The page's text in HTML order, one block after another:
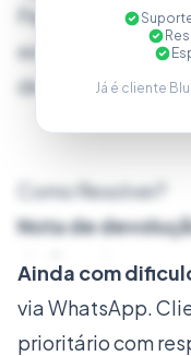
Para NF-es com
exterior
é
de operação
Como Resolver?
Nota de
similares)
Pirmeiramente é
conforme
Ainda com
via WhatsApp.
prioritário com
Já é cliente